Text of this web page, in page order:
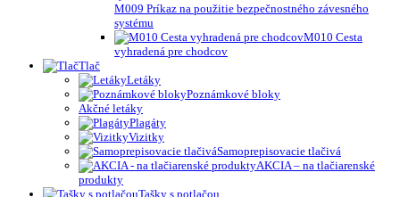
M009 Príkaz na použitie bezpečnostného závesného
systému
M010 Cesta
vyhradená pre chodcov
Tlač
Letáky
Poznámkové bloky
Akčné letáky
Plagáty
Vizitky
Samoprepisovacie tlačivá
AKCIA – na tlačiarenské
produkty
Tašky s potlačou